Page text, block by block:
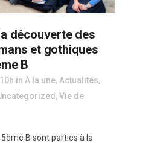
découverte des
et gothiques
B
in A la une, Actualités,
,Vie de
5ème B sont parties à la